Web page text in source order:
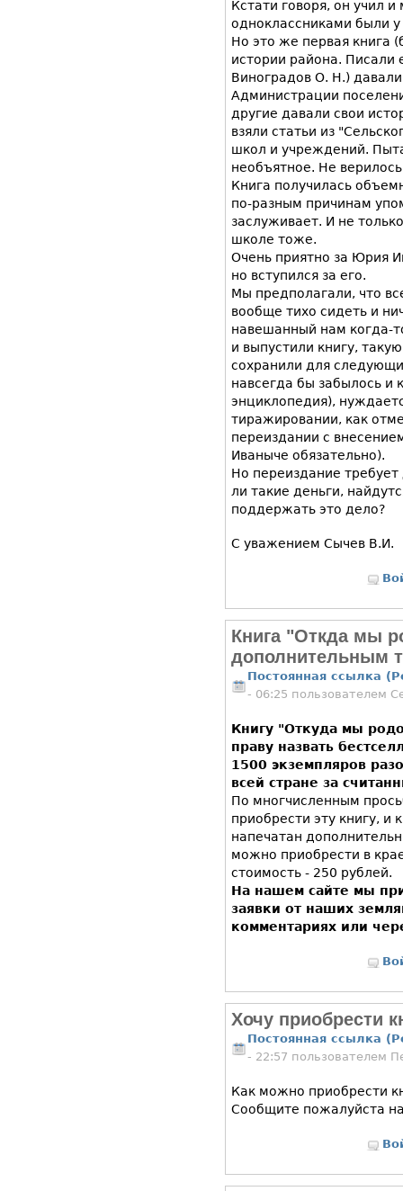
Кстати говоря, он учил
одноклассниками были
Но это же первая книга
истории района. Писали
Виноградов О. Н.)
Администрации
другие давали свои
взяли статьи из
школ и учреждений.
необъятное. Не
Книга получилась
по-разным причинам
заслуживает. И не
школе тоже.
Очень приятно за Юрия
но вступился за его.
Мы предполагали, что
вообще тихо сидеть и
навешанный нам когда-
и выпустили книгу,
сохранили для
навсегда бы забылось и
энциклопедия),
тиражировании, как
переиздании с
Иваныче обязательно).
Но переиздание
ли такие деньги,
поддержать это дело?
С уважением Сычев В.И.
Книга "Откда мы
дополнительным
Постоянная ссылка
- 06:25 пользователем
Книгу "Откуда мы
праву назвать
1500 экземпляров
всей стране за
По многчисленным
приобрести эту книгу, и
напечатан
можно приобрести в
стоимость - 250 рублей.
На нашем сайте мы
заявки от наших
комментариях или
Хочу приобрести
Постоянная ссылка
- 22:57 пользователем
Как можно приобрести
Сообщите пожалуйста